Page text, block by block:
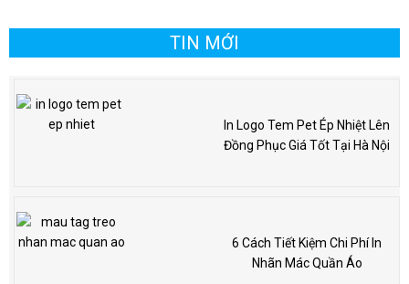
TIN MỚI
In Logo Tem Pet Ép Nhiệt Lên
Đồng Phục Giá Tốt Tại Hà Nội
6 Cách Tiết Kiệm Chi Phí In
Nhãn Mác Quần Áo